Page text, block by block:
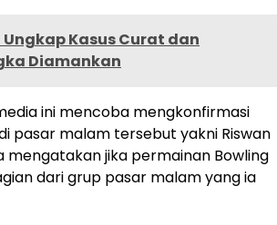
Ungkap Kasus Curat dan
Diamankan
ini mencoba mengkonfirmasi
pasar malam tersebut yakni Riswan
jika permainan Bowling
dari grup pasar malam yang ia